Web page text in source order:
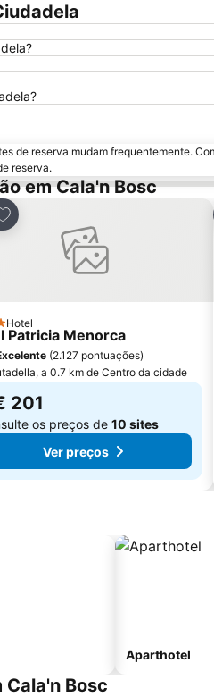
de reserva mudam frequentemente.
reserva.
em Cala'n Bosc
aos favoritos
Hotel
Patricia Menorca
(2.127 pontuações)
a 0.7 km de Centro da cidade
201
os preços de 10 sites
Ver preços
Aparthotel
Bosc